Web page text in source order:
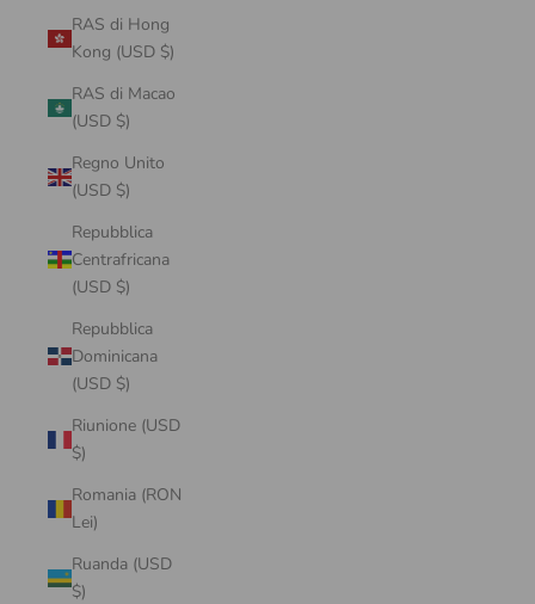
RAS di Hong
Kong (USD $)
RAS di Macao
(USD $)
Regno Unito
(USD $)
Repubblica
Centrafricana
(USD $)
Repubblica
Dominicana
(USD $)
Riunione (USD
$)
Romania (RON
Lei)
Ruanda (USD
$)